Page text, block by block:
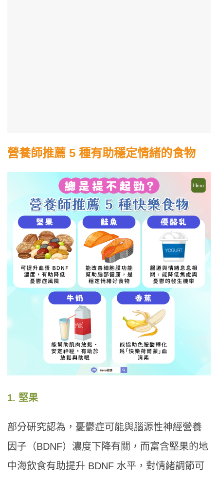
營養師推薦 5 種有助穩定情緒的食物
1. 堅果
部分研究認為，憂鬱症可能與腦源性神經營養
因子（BDNF）濃度下降有關，而富含堅果的地
中海飲食有助提升 BDNF 水平，對情緒調節可